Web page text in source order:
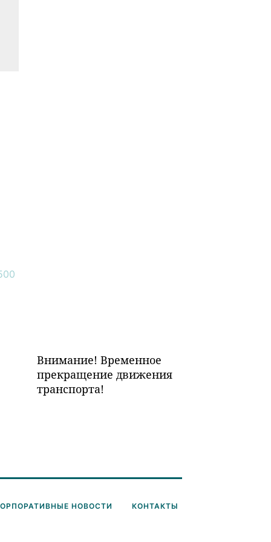
Внимание! Временное
прекращение движения
транспорта!
НОВОСТИ КОНТАКТЫ